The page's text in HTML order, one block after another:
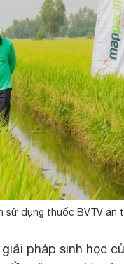
sử dụng thuốc BVTV
pháp sinh học